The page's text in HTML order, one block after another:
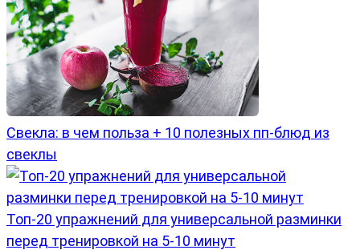
Свекла: в чем польза + 10 полезных пп-блюд из
свеклы
Топ-20 упражнений для универсальной разминки
перед тренировкой на 5-10 минут